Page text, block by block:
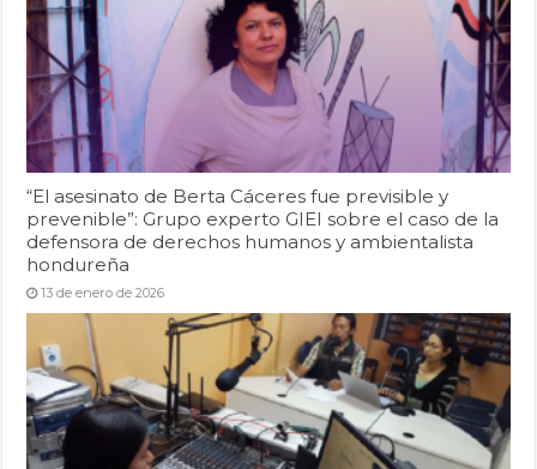
“El asesinato de Berta Cáceres fue previsible y
prevenible”: Grupo experto GIEI sobre el caso de la
defensora de derechos humanos y ambientalista
hondureña
13 de enero de 2026